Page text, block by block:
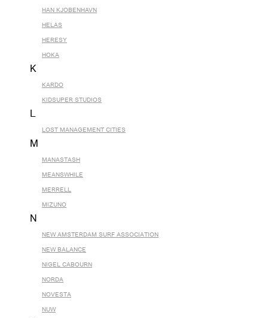
HAN KJOBENHAVN
HELAS
HERESY
HOKA
K
KARDO
KIDSUPER STUDIOS
L
LOST MANAGEMENT CITIES
M
MANASTASH
MEANSWHILE
MERRELL
MIZUNO
N
NEW AMSTERDAM SURF ASSOCIATION
NEW BALANCE
NIGEL CABOURN
NORDA
NOVESTA
NUW